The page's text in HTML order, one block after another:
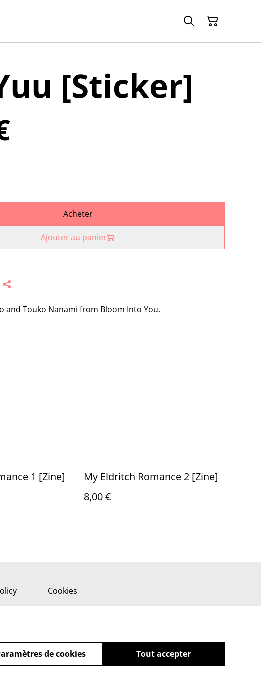
[Sticker]
Acheter
Ajouter au panier
and Touko Nanami from Bloom Into You.
1 [Zine]
My Eldritch Romance 2 [Zine]
8,00 €
Cookies
Tout accepter
de cookies